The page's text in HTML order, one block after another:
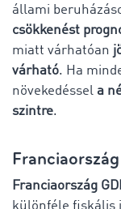
állami
csökkenést
miatt várhatóan
várható. Ha
növekedéssel a
szintre.
Franciaország
Franciaország
különféle fiskális